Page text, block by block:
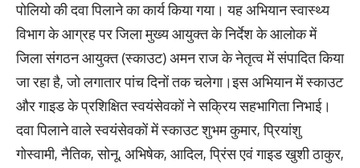
पोलियो की दवा पिलाने का कार्य किया गया। यह अभियान स्वास्थ्य
विभाग के आग्रह पर जिला मुख्य आयुक्त के निर्देश के आलोक में
जिला संगठन आयुक्त (स्काउट) अमन राज के नेतृत्व में संपादित किया
जा रहा है, जो लगातार पांच दिनों तक चलेगा।इस अभियान में स्काउट
और गाइड के प्रशिक्षित स्वयंसेवकों ने सक्रिय सहभागिता निभाई।
दवा पिलाने वाले स्वयंसेवकों में स्काउट शुभम कुमार, प्रियांशु
गोस्वामी, नैतिक, सोनू, अभिषेक, आदिल, प्रिंस एवं गाइड खुशी ठाकुर,